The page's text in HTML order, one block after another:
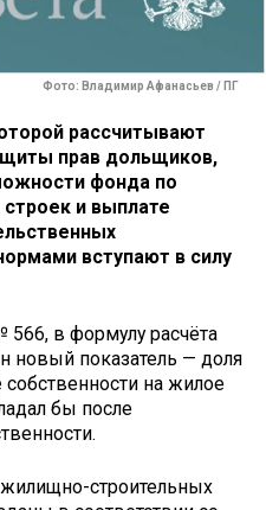
Фото: Владимир Афанасьев / ПГ
рассчитывают
прав дольщиков,
фонда по
и выплате
вступают в силу
в формулу расчёта
новый показатель — доля
на жилое
бы после
строительных